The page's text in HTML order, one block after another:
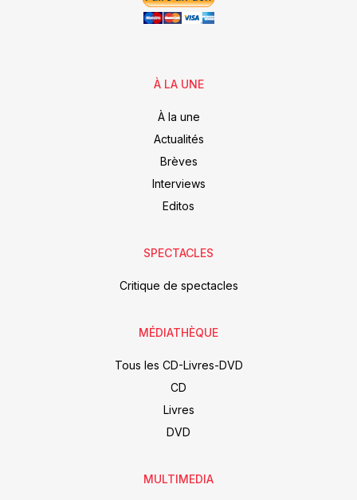
À LA UNE
À la une
Actualités
Brèves
Interviews
Editos
SPECTACLES
Critique de spectacles
MÉDIATHÈQUE
Tous les CD-Livres-DVD
CD
Livres
DVD
MULTIMEDIA